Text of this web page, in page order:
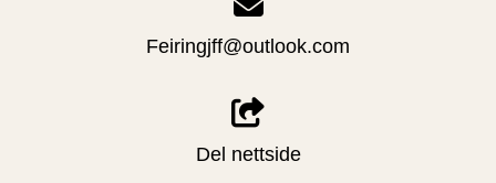
Feiringjff@outlook.com
Del nettside